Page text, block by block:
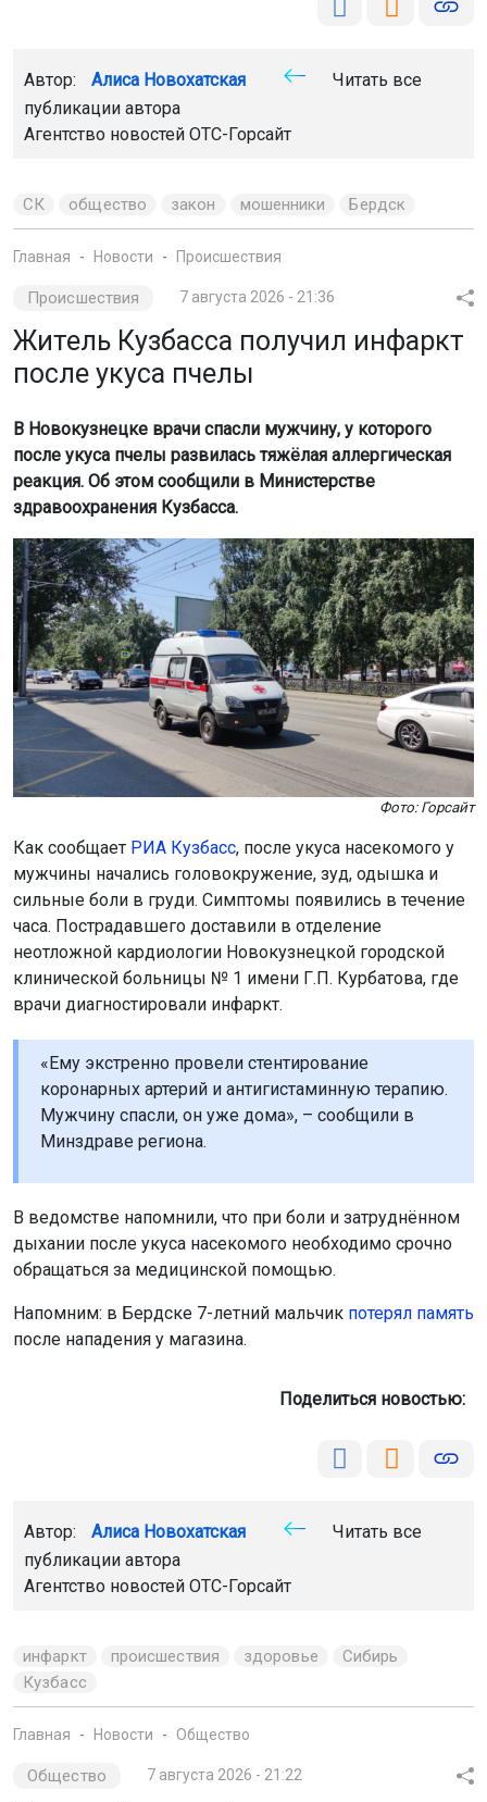
Автор: Алиса Новохатская
Читать все
публикации автора
Агентство новостей ОТС-Горсайт
СК общество закон мошенники Бердск
Главная Новости Происшествия
Происшествия 7 августа 2026 - 21:36
Житель Кузбасса получил инфаркт
после укуса пчелы
В Новокузнецке врачи спасли мужчину, у которого
после укуса пчелы развилась тяжёлая аллергическая
реакция. Об этом сообщили в Министерстве
здравоохранения Кузбасса.
Фото: Горсайт
Как сообщает РИА Кузбасс, после укуса насекомого у
мужчины начались головокружение, зуд, одышка и
сильные боли в груди. Симптомы появились в течение
часа. Пострадавшего доставили в отделение
неотложной кардиологии Новокузнецкой городской
клинической больницы № 1 имени Г.П. Курбатова, где
врачи диагностировали инфаркт.
«Ему экстренно провели стентирование
коронарных артерий и антигистаминную терапию.
Мужчину спасли, он уже дома», – сообщили в
Минздраве региона.
В ведомстве напомнили, что при боли и затруднённом
дыхании после укуса насекомого необходимо срочно
обращаться за медицинской помощью.
Напомним: в Бердске 7-летний мальчик потерял память
после нападения у магазина.
Поделиться новостью:
Автор: Алиса Новохатская
Читать все
публикации автора
Агентство новостей ОТС-Горсайт
инфаркт происшествия здоровье
Сибирь
Кузбасс
Главная Новости Общество
Общество 7 августа 2026 - 21:22